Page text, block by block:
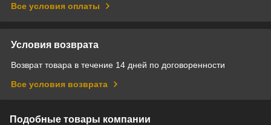
Все условия оплаты
Условия возврата
Возврат товара в течение 14 дней по договоренности
Все условия возврата
Подобные товары компании